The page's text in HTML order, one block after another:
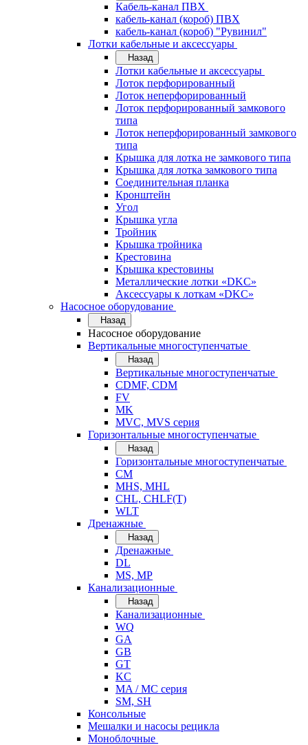
Кабель-канал ПВХ
кабель-канал (короб) ПВХ
кабель-канал (короб) "Рувинил"
Лотки кабельные и аксессуары
Назад
Лотки кабельные и аксессуары
Лоток перфорированный
Лоток неперфорированный
Лоток перфорированный замкового
типа
Лоток неперфорированный замкового
типа
Крышка для лотка не замкового типа
Крышка для лотка замкового типа
Соединительная планка
Кронштейн
Угол
Крышка угла
Тройник
Крышка тройника
Крестовина
Крышка крестовины
Металлические лотки «DKC»
Аксессуары к лоткам «DKC»
Насосное оборудование
Назад
Насосное оборудование
Вертикальные многоступенчатые
Назад
Вертикальные многоступенчатые
CDMF, CDM
FV
MK
MVC, MVS серия
Горизонтальные многоступенчатые
Назад
Горизонтальные многоступенчатые
CM
MHS, MHL
CHL, CHLF(T)
WLT
Дренажные
Назад
Дренажные
DL
MS, MP
Канализационные
Назад
Канализационные
WQ
GA
GB
GT
KC
MA / MC серия
SM, SH
Консольные
Мешалки и насосы рецикла
Моноблочные